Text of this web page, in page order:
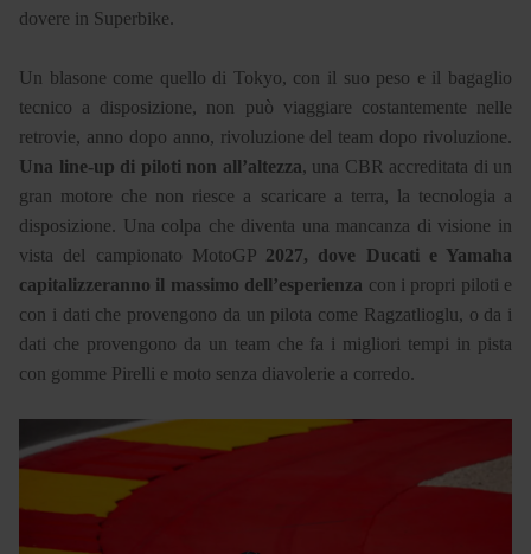
dovere in Superbike.
Un blasone come quello di Tokyo, con il suo peso e il bagaglio
tecnico a disposizione, non può viaggiare costantemente nelle
retrovie, anno dopo anno, rivoluzione del team dopo rivoluzione.
Una line-up di piloti non all’altezza, una CBR accreditata di un
gran motore che non riesce a scaricare a terra, la tecnologia a
disposizione. Una colpa che diventa una mancanza di visione in
vista del campionato MotoGP 2027, dove Ducati e Yamaha
capitalizzeranno il massimo dell’esperienza con i propri piloti e
con i dati che provengono da un pilota come Ragzatlioglu, o da i
dati che provengono da un team che fa i migliori tempi in pista
con gomme Pirelli e moto senza diavolerie a corredo.